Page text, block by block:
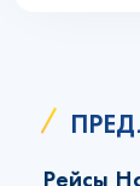
Рейсы